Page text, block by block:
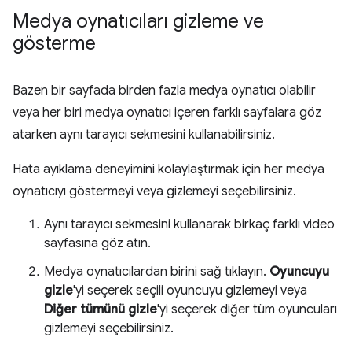
Medya oynatıcıları gizleme ve
gösterme
Bazen bir sayfada birden fazla medya oynatıcı olabilir
veya her biri medya oynatıcı içeren farklı sayfalara göz
atarken aynı tarayıcı sekmesini kullanabilirsiniz.
Hata ayıklama deneyimini kolaylaştırmak için her medya
oynatıcıyı göstermeyi veya gizlemeyi seçebilirsiniz.
Aynı tarayıcı sekmesini kullanarak birkaç farklı video
sayfasına göz atın.
Medya oynatıcılardan birini sağ tıklayın. Oyuncuyu
gizle'yi seçerek seçili oyuncuyu gizlemeyi veya
Diğer tümünü gizle'yi seçerek diğer tüm oyuncuları
gizlemeyi seçebilirsiniz.